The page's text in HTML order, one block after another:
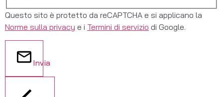
Questo sito è protetto da reCAPTCHA e si applicano la
Norme sulla privacy e i Termini di servizio di Google.
Invia